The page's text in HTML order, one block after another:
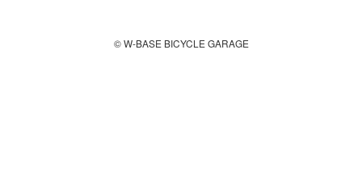
© W-BASE BICYCLE GARAGE